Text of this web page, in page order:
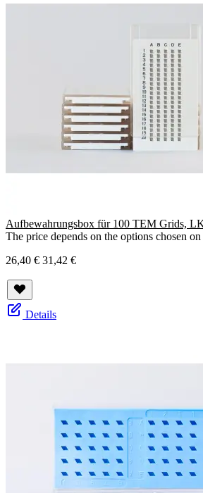
Aufbewahrungsbox für 100 TEM Grids,
The price depends on the options chosen
26,40 € 31,42 €
Details